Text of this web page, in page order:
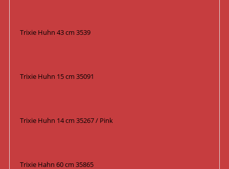
Trixie Huhn 43 cm 3539
Trixie Huhn 15 cm 35091
Trixie Huhn 14 cm 35267 / Pink
Trixie Hahn 60 cm 35865